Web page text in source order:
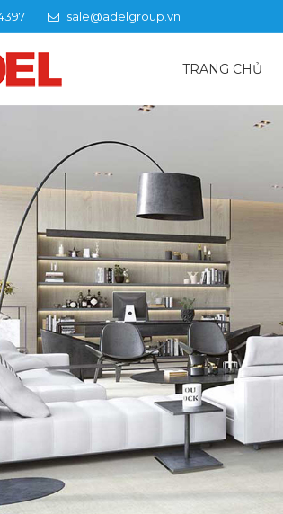
sale@adelgroup.vn
TRANG CHỦ
loại khóa cửa thẻ từ cho khách sạn mà bạn
giúp sản phẩm bền bỉ với thời gian, khóa có
trợ người dùng 10.000 lần thao tác khóa, mở
sạn US12-LB7B